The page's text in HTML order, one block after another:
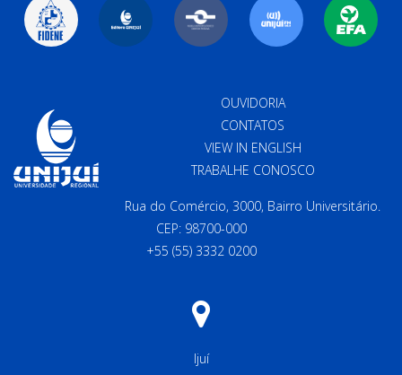
OUVIDORIA
CONTATOS
VIEW IN ENGLISH
TRABALHE CONOSCO
Rua do Comércio, 3000, Bairro Universitário.
CEP: 98700-000
+55 (55) 3332 0200
Ijuí